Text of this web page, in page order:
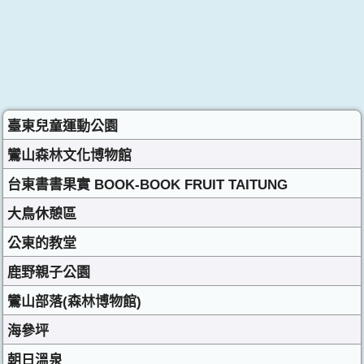
臺東兒童運動公園
鸞山森林文化博物館
台東書書果實 BOOK-BOOK FRUIT TAITUNG
大鳥休憩區
公東的教堂
鹿野親子公園
鸞山部落(森林博物館)
海參坪
朝日溫泉